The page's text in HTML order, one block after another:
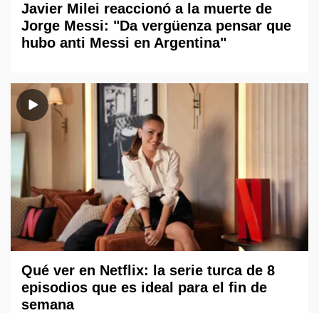
Javier Milei reaccionó a la muerte de
Jorge Messi: "Da vergüenza pensar que
hubo anti Messi en Argentina"
Qué ver en Netflix: la serie turca de 8
episodios que es ideal para el fin de
semana